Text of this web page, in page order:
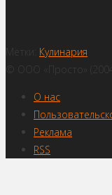
Метки: Кулинария
© ООО «Просто»
О нас
Реклама
RSS